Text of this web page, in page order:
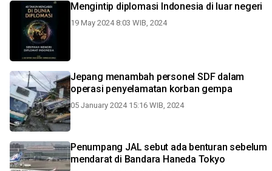
Mengintip diplomasi Indonesia di luar negeri
19 May 2024 8:03 WIB, 2024
Jepang menambah personel SDF dalam
operasi penyelamatan korban gempa
05 January 2024 15:16 WIB, 2024
Penumpang JAL sebut ada benturan sebelum
mendarat di Bandara Haneda Tokyo